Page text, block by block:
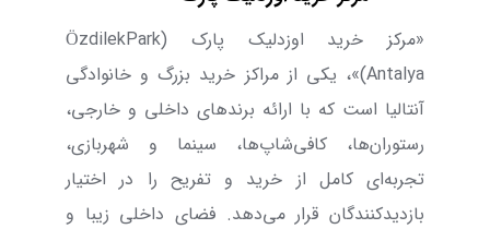
«مرکز خرید اوزدلیک پارک (ÖzdilekPark
Antalya)»، یکی از مراکز خرید بزرگ و خانوادگی
آنتالیا است که با ارائه برندهای داخلی و خارجی،
رستوران‌ها، کافی‌شاپ‌ها، سینما و شهربازی،
تجربه‌ای کامل از خرید و تفریح را در اختیار
بازدیدکنندگان قرار می‌دهد. فضای داخلی زیبا و